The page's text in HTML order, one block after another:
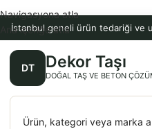
İstanbul geneli ürün tedariği ve
DT Dekor Taşı
DOĞAL TAŞ VE BETON
Navigasyona atla
Ana içeriğe atla